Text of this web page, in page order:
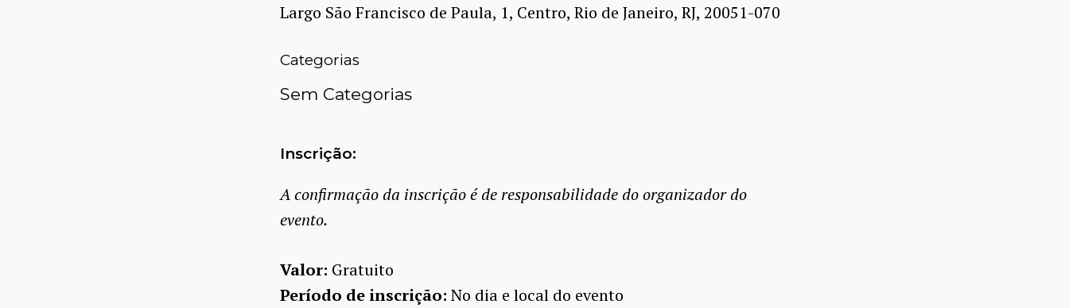
Largo São Francisco de Paula, 1, Centro, Rio de Janeiro, RJ, 20051-070
Categorias
Sem Categorias
Inscrição:
A confirmação da inscrição é de responsabilidade do organizador do
evento.
Valor: Gratuito
Período de inscrição: No dia e local do evento